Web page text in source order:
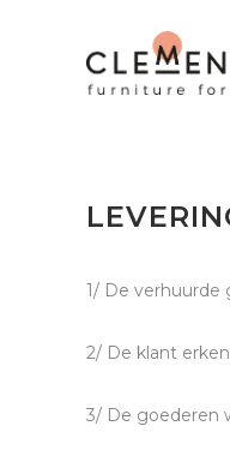
1/ De verhuurde
2/ De klant
3/ De goederen